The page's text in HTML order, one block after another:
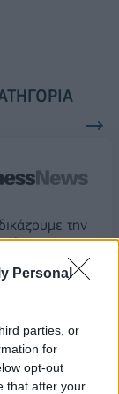
Personal
parties, or
for
opt-out
that after your
την
στη ΔΟΥ